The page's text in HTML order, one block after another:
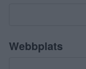
Webbplats